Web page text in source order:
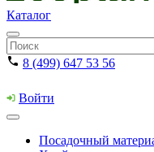
Каталог
8 (499) 647 53 56
Войти
Посадочный